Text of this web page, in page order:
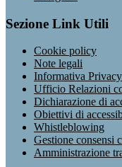
Sezione Link Utili
Cookie policy
Note legali
Informativa Privacy
Ufficio Relazioni
Dichiarazione di
Obiettivi di
Whistleblowing
Gestione consensi
Amministrazione